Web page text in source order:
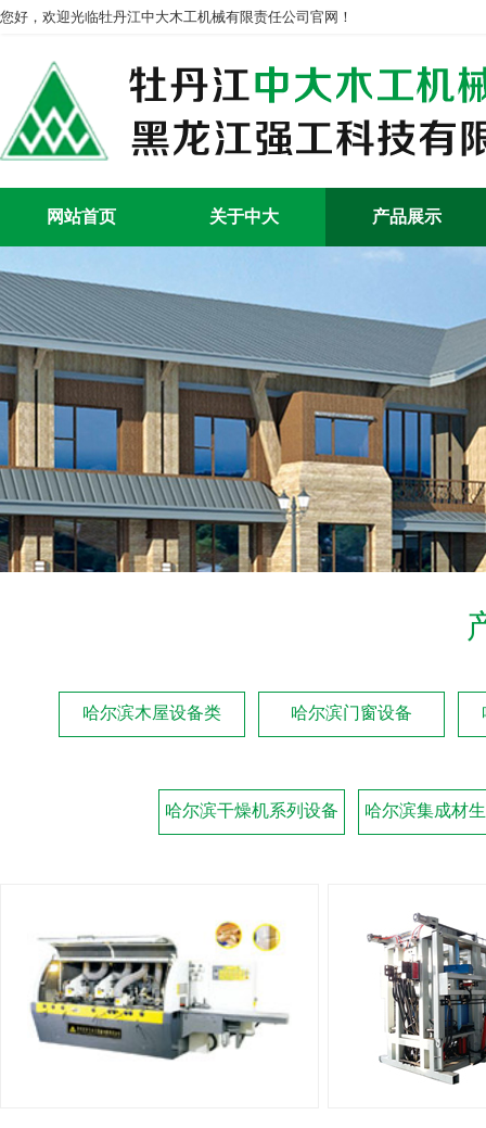
您好，欢迎光临牡丹江中大木工机械有限责任公司官网！
网站首页 关于中大 产品展示
哈尔滨木屋设备类 哈尔滨门窗设备
哈尔滨干燥机系列设备 哈尔滨集成材